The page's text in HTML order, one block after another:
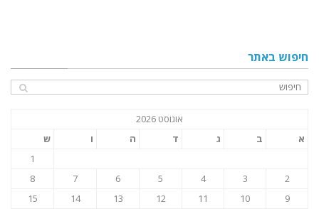
חיפוש באתר
אוגוסט 2026
א
ב ג ד ה ו
ש
1
2
3
4
5
6
7
8
9
10
11
12
13
14
15